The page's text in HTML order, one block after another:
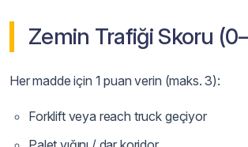
Zemin Trafiği Skoru
Her madde için 1 puan verin (maks. 3):
Forklift veya reach truck geçiyor